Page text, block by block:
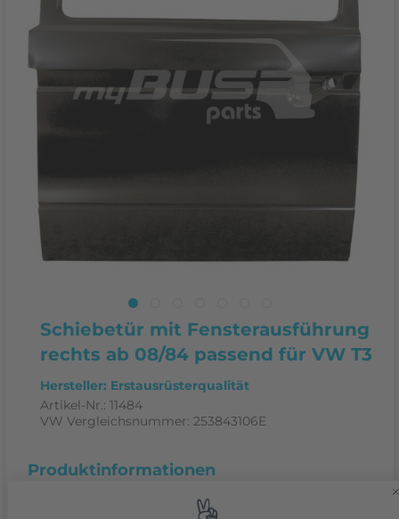
Schiebetür mit Fensterausführung
rechts ab 08/84 passend für VW T3
Hersteller: Erstausrüsterqualität
Artikel-Nr.: 11484
VW Vergleichsnummer: 253843106E
Produktinformationen